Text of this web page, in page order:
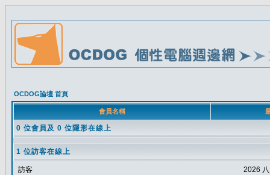
OCDOG論壇 首頁
會員名稱
0 位會員及 0 位隱形在線上
1 位訪客在線上
訪客 2026